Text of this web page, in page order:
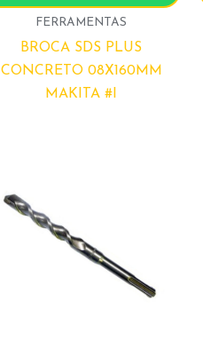
FERRAMENTAS
BROCA SDS PLUS
CONCRETO 08X160MM
MAKITA #I